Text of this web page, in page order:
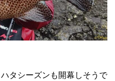
タシーズンも開幕しそうで